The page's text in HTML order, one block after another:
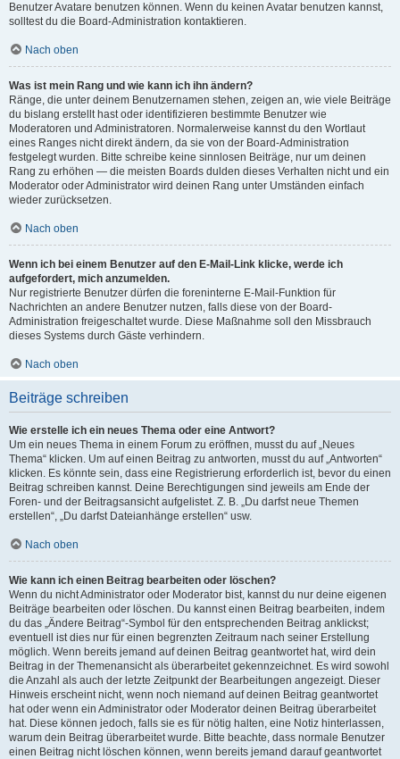
Benutzer Avatare benutzen können. Wenn du keinen Avatar benutzen kannst,
solltest du die Board-Administration kontaktieren.
Nach oben
Was ist mein Rang und wie kann ich ihn ändern?
Ränge, die unter deinem Benutzernamen stehen, zeigen an, wie viele Beiträge
du bislang erstellt hast oder identifizieren bestimmte Benutzer wie
Moderatoren und Administratoren. Normalerweise kannst du den Wortlaut
eines Ranges nicht direkt ändern, da sie von der Board-Administration
festgelegt wurden. Bitte schreibe keine sinnlosen Beiträge, nur um deinen
Rang zu erhöhen — die meisten Boards dulden dieses Verhalten nicht und ein
Moderator oder Administrator wird deinen Rang unter Umständen einfach
wieder zurücksetzen.
Nach oben
Wenn ich bei einem Benutzer auf den E-Mail-Link klicke, werde ich
aufgefordert, mich anzumelden.
Nur registrierte Benutzer dürfen die foreninterne E-Mail-Funktion für
Nachrichten an andere Benutzer nutzen, falls diese von der Board-
Administration freigeschaltet wurde. Diese Maßnahme soll den Missbrauch
dieses Systems durch Gäste verhindern.
Nach oben
Beiträge schreiben
Wie erstelle ich ein neues Thema oder eine Antwort?
Um ein neues Thema in einem Forum zu eröffnen, musst du auf „Neues
Thema“ klicken. Um auf einen Beitrag zu antworten, musst du auf „Antworten“
klicken. Es könnte sein, dass eine Registrierung erforderlich ist, bevor du einen
Beitrag schreiben kannst. Deine Berechtigungen sind jeweils am Ende der
Foren- und der Beitragsansicht aufgelistet. Z. B. „Du darfst neue Themen
erstellen“, „Du darfst Dateianhänge erstellen“ usw.
Nach oben
Wie kann ich einen Beitrag bearbeiten oder löschen?
Wenn du nicht Administrator oder Moderator bist, kannst du nur deine eigenen
Beiträge bearbeiten oder löschen. Du kannst einen Beitrag bearbeiten, indem
du das „Ändere Beitrag“-Symbol für den entsprechenden Beitrag anklickst;
eventuell ist dies nur für einen begrenzten Zeitraum nach seiner Erstellung
möglich. Wenn bereits jemand auf deinen Beitrag geantwortet hat, wird dein
Beitrag in der Themenansicht als überarbeitet gekennzeichnet. Es wird sowohl
die Anzahl als auch der letzte Zeitpunkt der Bearbeitungen angezeigt. Dieser
Hinweis erscheint nicht, wenn noch niemand auf deinen Beitrag geantwortet
hat oder wenn ein Administrator oder Moderator deinen Beitrag überarbeitet
hat. Diese können jedoch, falls sie es für nötig halten, eine Notiz hinterlassen,
warum dein Beitrag überarbeitet wurde. Bitte beachte, dass normale Benutzer
einen Beitrag nicht löschen können, wenn bereits jemand darauf geantwortet